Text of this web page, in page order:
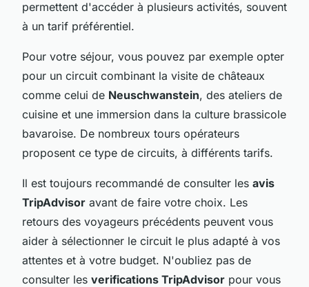
permettent d'accéder à plusieurs activités, souvent
à un tarif préférentiel.
Pour votre séjour, vous pouvez par exemple opter
pour un circuit combinant la visite de châteaux
comme celui de Neuschwanstein, des ateliers de
cuisine et une immersion dans la culture brassicole
bavaroise. De nombreux tours opérateurs
proposent ce type de circuits, à différents tarifs.
Il est toujours recommandé de consulter les avis
TripAdvisor avant de faire votre choix. Les
retours des voyageurs précédents peuvent vous
aider à sélectionner le circuit le plus adapté à vos
attentes et à votre budget. N'oubliez pas de
consulter les verifications TripAdvisor pour vous